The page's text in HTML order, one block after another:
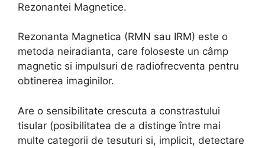
Rezonantei Magnetice.
Rezonanta Magnetica (RMN sau IRM) este o
metoda neiradianta, care foloseste un câmp
magnetic si impulsuri de radiofrecventa pentru
obtinerea imaginilor.
Are o sensibilitate crescuta a constrastului
tisular (posibilitatea de a distinge între mai
multe categorii de tesuturi si, implicit, detectare